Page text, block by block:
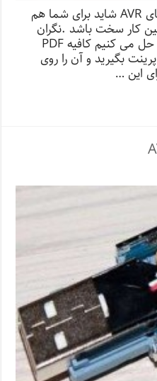
برچسب پایه های میکروکنترلرهای AVR شاید برای شما هم
کار سخت باشد .نگران
نباشید این مشکل را به سادگی حل می کنیم کافیه PDF
بگیرید و آن را روی
این …